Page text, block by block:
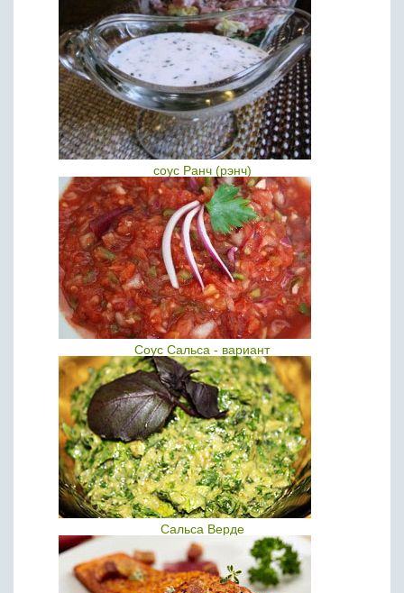
соус Ранч (рэнч)
Соус Сальса - вариант
Сальса Верде